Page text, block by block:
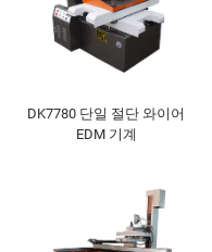
DK7780 단일 절단 와이어
EDM 기계